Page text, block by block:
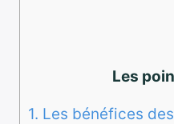
Les
1. Les bénéfices